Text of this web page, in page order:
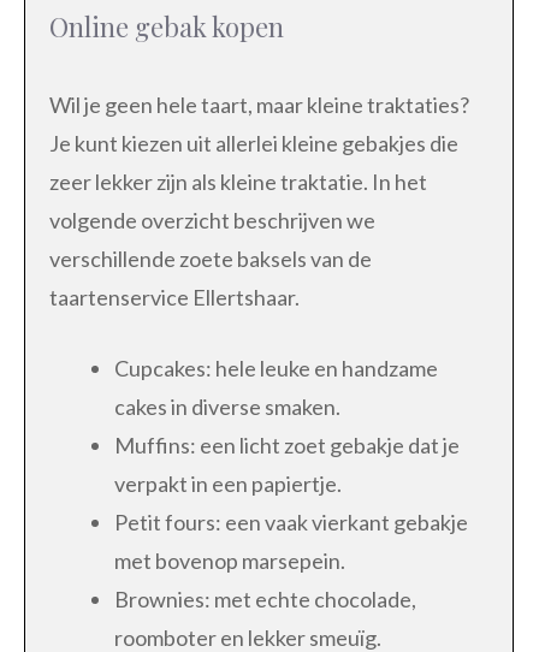
Online gebak kopen
Wil je geen hele taart, maar kleine traktaties?
Je kunt kiezen uit allerlei kleine gebakjes die
zeer lekker zijn als kleine traktatie. In het
volgende overzicht beschrijven we
verschillende zoete baksels van de
taartenservice Ellertshaar.
Cupcakes: hele leuke en handzame
cakes in diverse smaken.
Muffins: een licht zoet gebakje dat je
verpakt in een papiertje.
Petit fours: een vaak vierkant gebakje
met bovenop marsepein.
Brownies: met echte chocolade,
roomboter en lekker smeuïg.